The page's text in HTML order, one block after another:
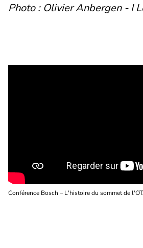
Photo : Olivier Anbergen - I
Conférence Bosch – L'histoire du sommet de